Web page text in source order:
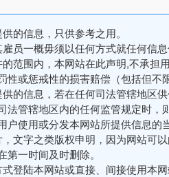
的信息，只供参考之用。
员一概毋须以任何方式就任何信
范围内，本网站在此声明,不承担
性或惩戒性的损害赔偿（包括但
的信息，若在任何司法管辖地区
法管辖地区内的任何监管规定时
户使用或分发本网站所提供信息的
文字之类版权申明，因为网站可
第一时间及时删除。
登陆本网站或直接、间接使用本